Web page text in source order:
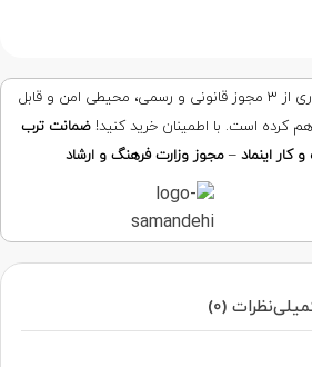
سیسمونیا دات کام با برخورداری از ۳ مجوز قانونی و رسمی، محیطی امن و قابل
کرده است. با اطمینان خرید کنید!ضمانت ترب
اینماد –مجوز وزارت فرهنگ و ارشاد
نظرات (0)